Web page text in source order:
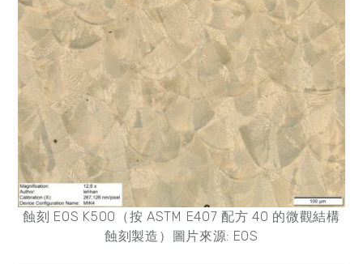
蝕刻 EOS K500（按 ASTM E407 配方 40 的微觀結構
蝕刻製造）圖片來源: EOS